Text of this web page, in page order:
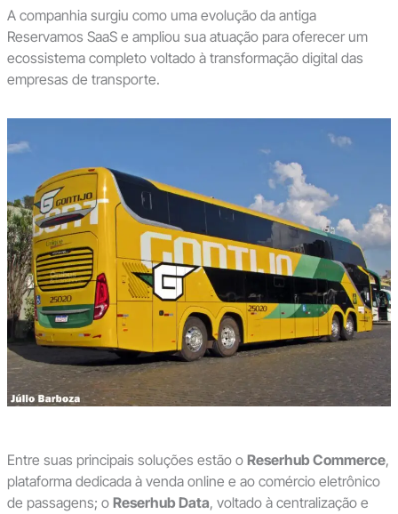
A companhia surgiu como uma evolução da antiga
Reservamos SaaS e ampliou sua atuação para oferecer um
ecossistema completo voltado à transformação digital das
empresas de transporte.
Entre suas principais soluções estão o Reserhub Commerce,
plataforma dedicada à venda online e ao comércio eletrônico
de passagens; o Reserhub Data, voltado à centralização e